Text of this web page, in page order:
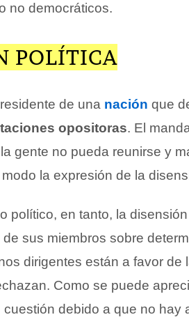
no democráticos.
POLÍTICA
de una nación que
opositoras. El
gente no pueda reunirse y
la expresión de la
político, en tanto, la
sus miembros sobre
dirigentes están a favor de
Como se puede
debido a que no hay